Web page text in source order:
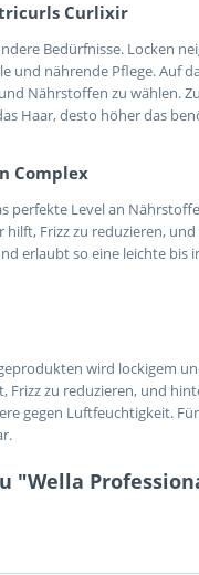
Curlixir
Bedürfnisse. Locken
und nährende Pflege. Auf
Nährstoffen zu wählen.
Haar, desto höher das
Complex
perfekte Level an
hilft, Frizz zu reduzieren,
erlaubt so eine leichte
wird lockigem
Frizz zu reduzieren, und
gegen Luftfeuchtigkeit.
"Wella